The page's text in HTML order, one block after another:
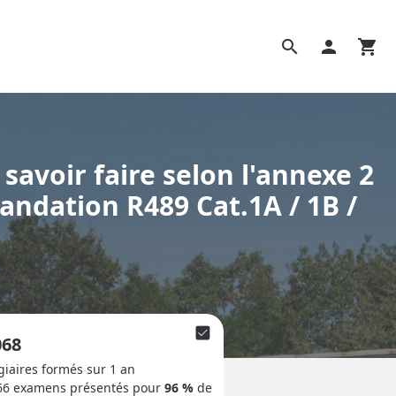
search person shopping_cart
faire selon l'annexe 2
R489 Cat.1A / 1B /
check_box
formés sur 1 an
examens présentés pour 96 %de